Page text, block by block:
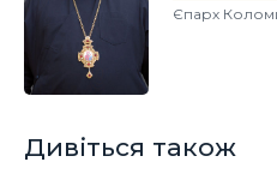
Єпарх
Дивіться також